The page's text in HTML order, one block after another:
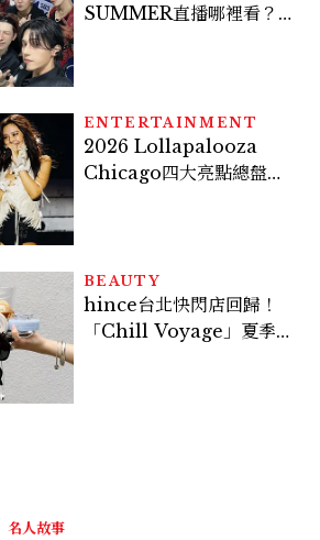
SUMMER直播哪裡看？
ENTERTAINMENT
2026 Lollapalooza
Chicago四大亮點總盤
BEAUTY
hince台北快閃店回歸！
「Chill Voyage」夏季限
名人故事